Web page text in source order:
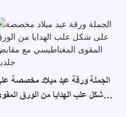
الجملة ورقة عيد ميلاد مخصصة
شكل علب الهدايا من الورق